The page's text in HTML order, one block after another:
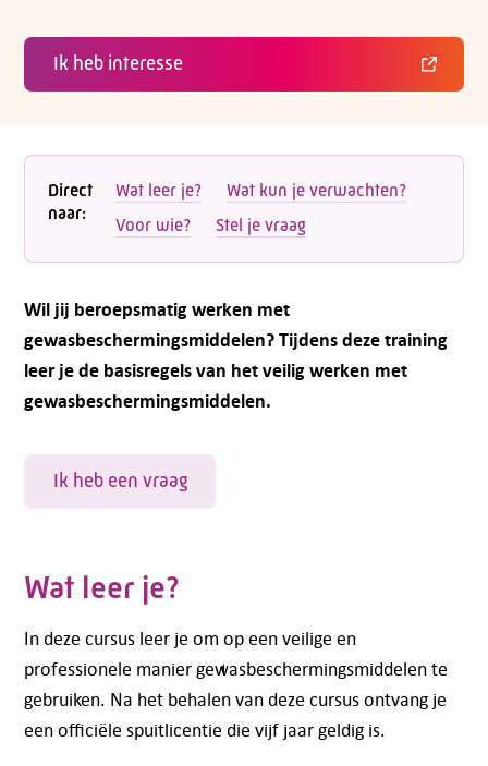
Ik heb interesse
Direct
naar:
Wat leer je?
Wat kun je verwachten?
Voor wie?
Stel je vraag
Wil jij beroepsmatig werken met
gewasbeschermingsmiddelen? Tijdens deze training
leer je de basisregels van het veilig werken met
gewasbeschermingsmiddelen.
Ik heb een vraag
Wat leer je?
In deze cursus leer je om op een veilige en
professionele manier gewasbeschermingsmiddelen te
gebruiken. Na het behalen van deze cursus ontvang je
een officiële spuitlicentie die vijf jaar geldig is.